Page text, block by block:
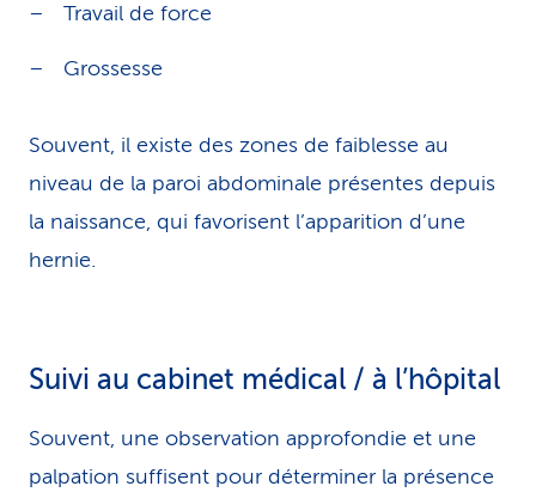
Travail de force
Grossesse
Souvent, il existe des zones de faiblesse au
niveau de la paroi abdominale présentes depuis
la naissance, qui favorisent l’apparition d’une
hernie.
Suivi au cabinet médical / à l’hôpital
Souvent, une observation approfondie et une
palpation suffisent pour déterminer la présence